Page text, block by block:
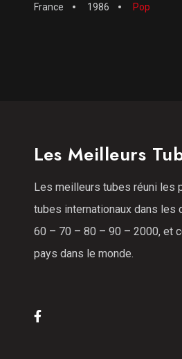
France 1986 Pop
Les Meilleurs
Les meilleurs tubes réuni les
tubes internationaux dans les
60 – 70 – 80 – 90 – 2000, et
pays dans le monde.